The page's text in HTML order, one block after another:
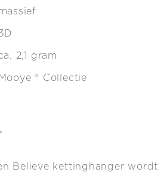
2,1 gram
Mooye ® Collectie
Believe kettinghanger wordt